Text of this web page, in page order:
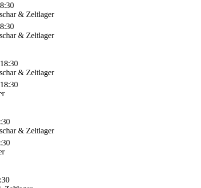
& Zeltlager
& Zeltlager
& Zeltlager
& Zeltlager